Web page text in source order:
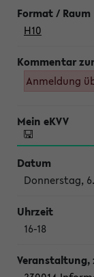
H10
Anmeldung
Donnerstag,
16-18